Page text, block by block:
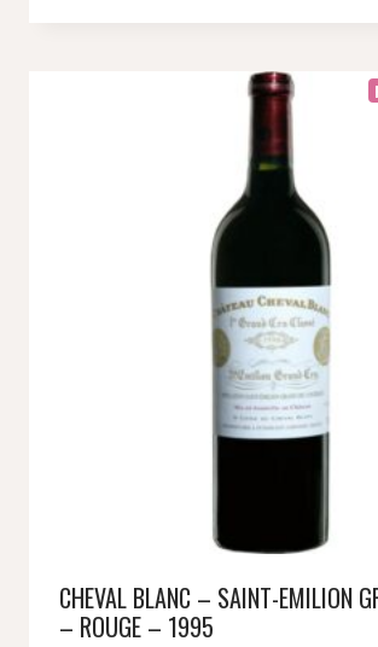
CHEVAL BLANC – SAINT-EMILION
– ROUGE – 1995